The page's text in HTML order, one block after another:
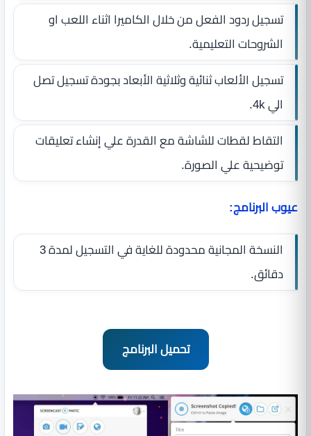
تسجيل ردود الفعل من خلال الكاميرا اثناء اللعب او
الشروحات التعليمية.
تسجيل الألعاب ثنائية وثلاثية الأبعاد بجودة تسجيل تصل
الي 4k.
التقاط لقطات للشاشة مع القدرة علي إنشاء تعليقات
توضيحية علي الصورة.
عيوب البرنامج:
النسخة المجانية محدودة للغاية في التسجيل لمدة 3
دقائق.
تحميل البرنامج